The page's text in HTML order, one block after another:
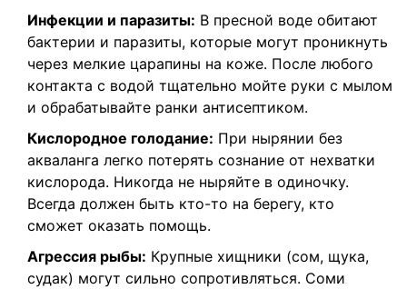
Инфекции и паразиты: В пресной воде обитают
бактерии и паразиты, которые могут проникнуть
через мелкие царапины на коже. После любого
контакта с водой тщательно мойте руки с мылом
и обрабатывайте ранки антисептиком.
Кислородное голодание: При нырянии без
акваланга легко потерять сознание от нехватки
кислорода. Никогда не ныряйте в одиночку.
Всегда должен быть кто-то на берегу, кто
сможет оказать помощь.
Агрессия рыбы: Крупные хищники (сом, щука,
судак) могут сильно сопротивляться. Соми